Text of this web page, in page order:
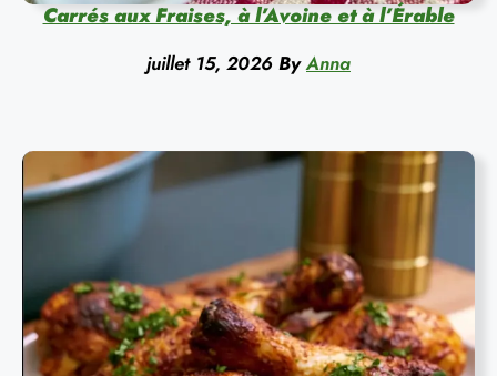
Carrés aux Fraises, à l’Avoine et à l’Érable
juillet 15, 2026 By Anna